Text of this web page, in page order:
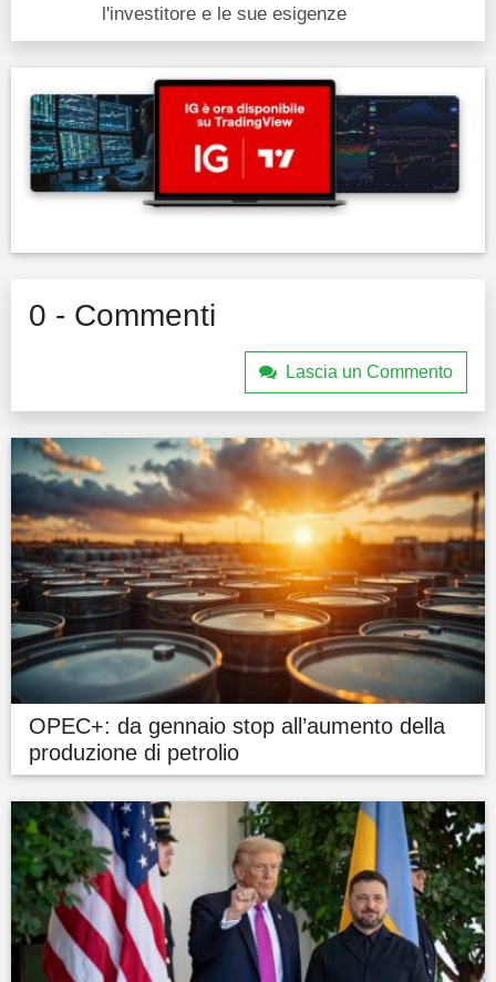
l'investitore e le sue esigenze
0 - Commenti
Lascia un Commento
OPEC+: da gennaio stop all’aumento della
produzione di petrolio